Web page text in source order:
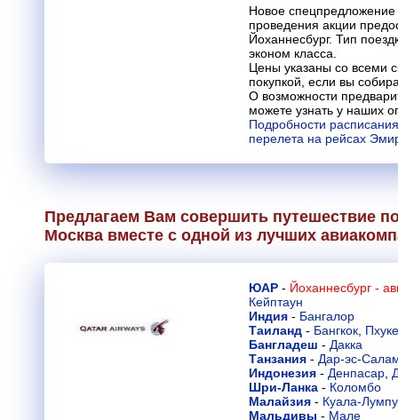
Новое
проведения акции
Йоханнесбург. Тип
эконом класса.
Цены указаны со всеми
покупкой, если вы
О возможности
можете узнать у наших
Подробности
перелета на рейсах
Предлагаем Вам совершить путешествие
Москва вместе с одной из лучших
ЮАР - Йоханнесбург -
Кейптаун
Индия - Бангалор
Таиланд - Бангкок
Бангладеш - Дакка
Танзания - Дар-эс-
Индонезия - Денпасар
Шри-Ланка - Коломбо
Малайзия - Куала-
Мальдивы - Мале